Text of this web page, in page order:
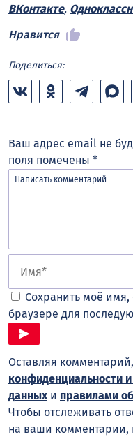
ВКонтакте,
Нравится
Поделиться:
Ваш адрес email не
поля помечены *
Сохранить моё имя,
браузере для
Оставляя
конфиденциальности
данныхи правилами
Чтобы отслеживать
на ваши комментарии,